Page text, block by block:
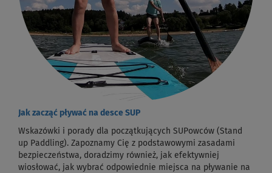
Jak zacząć pływać na desce SUP
Wskazówki i porady dla początkujących SUPowców (Stand
up Paddling). Zapoznamy Cię z podstawowymi zasadami
bezpieczeństwa, doradzimy również, jak efektywniej
wiosłować, jak wybrać odpowiednie miejsca na pływanie na